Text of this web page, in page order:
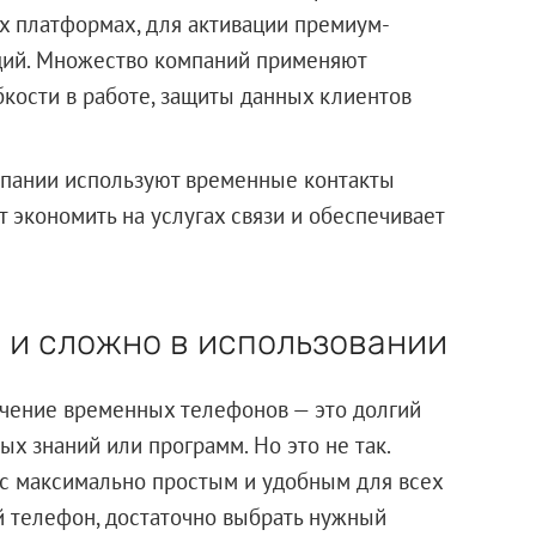
платформах, для активации премиум-
Множество компаний применяют
в работе, защиты данных клиентов
используют временные контакты
на услугах связи и обеспечивает
сложно в использовании
временных телефонов — это долгий
знаний или программ. Но это не так.
максимально простым и удобным для всех
достаточно выбрать нужный